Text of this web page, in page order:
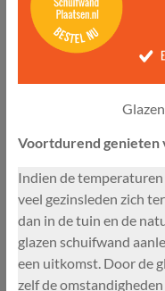
Voortdurend genieten
Indien de
veel gezinsleden zich
dan in de tuin en de
glazen schuifwand
een uitkomst. Door de
zelf de